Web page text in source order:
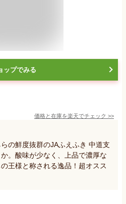
ップでみる
価格と在庫を楽天でチェック >>
の鮮度抜群のJAふえふき 中道支
。酸味が少なく、上品で濃厚な
王様と称される逸品！超オスス